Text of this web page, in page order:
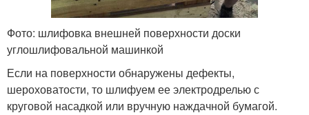
Фото: шлифовка внешней поверхности доски
углошлифовальной машинкой
Если на поверхности обнаружены дефекты,
шероховатости, то шлифуем ее электродрелью с
круговой насадкой или вручную наждачной бумагой.